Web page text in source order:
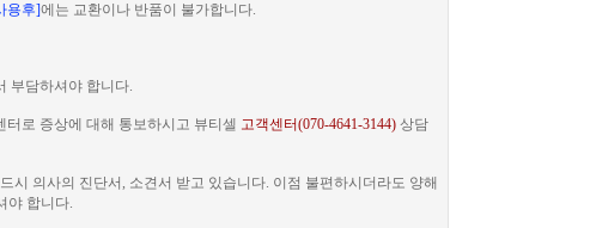
용후]에는 교환이나 반품이 불가합니다.
부담하셔야 합니다.
로 증상에 대해 통보하시고 뷰티셀 고객센터(070-4641-3144)상담
시 의사의 진단서, 소견서 받고 있습니다. 이점 불편하시더라도 양해
야 합니다.